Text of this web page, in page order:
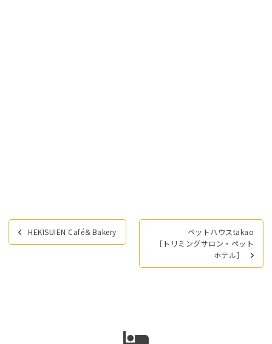
投
稿
HEKISUIEN Café＆Bakery
ペットハウスtakao
［トリミングサロン・ペット
ホテル］